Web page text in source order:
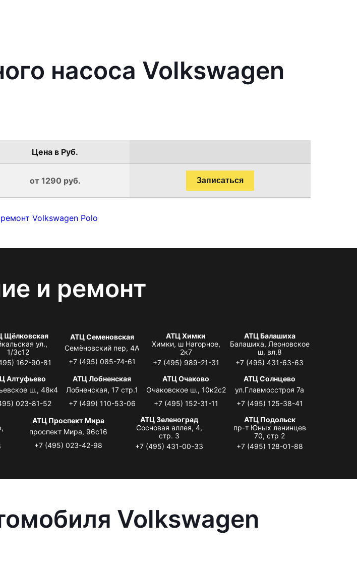
насоса Volkswagen
Цена в Руб.
от 1290 руб. Записаться
Volkswagen Polo
и ремонт
Щёлковская
ул.,
1/3с12
162-90-81
АТЦ Семеновская
Семёновский пер, 4А
+7 (495) 085-74-61
АТЦ Химки
Химки, ш Нагорное,
2к7
+7 (495) 989-21-31
АТЦ Балашиха
Балашиха, Леоновское
ш. вл.8
+7 (495) 431-63-63
Алтуфьево
ш., 48к4
023-81-52
АТЦ Лобненская
Лобненская, 17 стр.1
+7 (499) 110-53-06
АТЦ Очаково
Очаковское ш., 10к2с2
+7 (495) 152-31-11
АТЦ Солнцево
ул.Главмосстроя 7а
+7 (495) 125-38-41
АТЦ Проспект Мира
проспект Мира, 96с16
+7 (495) 023-42-98
АТЦ Зеленоград
Сосновая аллея, 4,
стр. 3
+7 (495) 431-00-33
АТЦ Подольск
пр-т Юных ленинцев
70, стр 2
+7 (495) 128-01-88
Volkswagen